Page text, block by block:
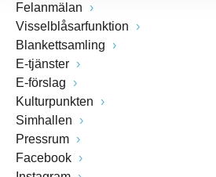
Felanmälan
Visselblåsarfunktion
Blankettsamling
E-tjänster
E-förslag
Kulturpunkten
Simhallen
Pressrum
Facebook